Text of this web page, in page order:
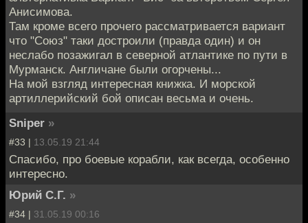
Анисимова.
Там кроме всего прочего рассматривается вариант
что "Союз" таки достроили (правда один) и он
неслабо позажигал в северной атлантике по пути в
Мурманск. Англичане были огорчены...
На мой взгляд интересная книжка. И морской
артиллерийский бой описан весьма и очень.
Sniper »
#33 | 13.05.19 21:44
Спасибо, про боевые корабли, как всегда, особенно
интересно.
Юрий С.Г. »
#34 | 31.05.19 00:16